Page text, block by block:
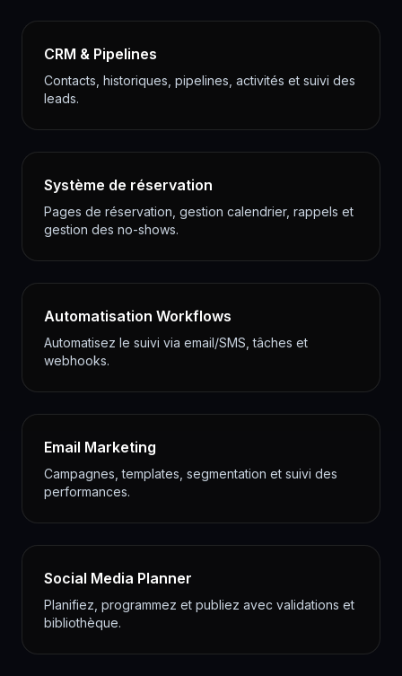
CRM & Pipelines
Contacts, historiques, pipelines, activités et suivi des
leads.
Système de réservation
Pages de réservation, gestion calendrier, rappels et
gestion des no-shows.
Automatisation Workflows
Automatisez le suivi via email/SMS, tâches et
webhooks.
Email Marketing
Campagnes, templates, segmentation et suivi des
performances.
Social Media Planner
Planifiez, programmez et publiez avec validations et
bibliothèque.